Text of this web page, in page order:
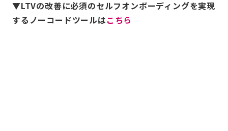
▼LTVの改善に必須のセルフオンボーディングを実現
するノーコードツールはこちら